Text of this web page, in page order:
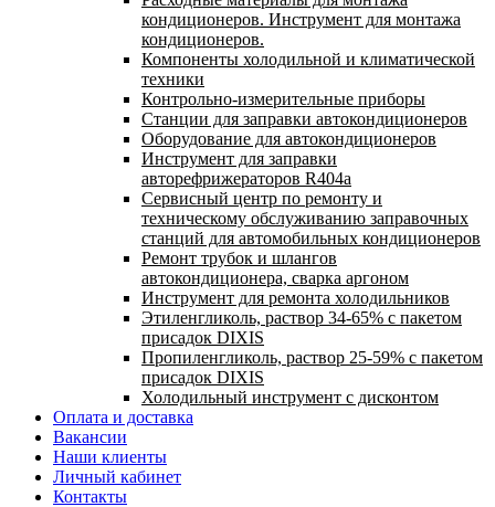
кондиционеров. Инструмент для монтажа
кондиционеров.
Компоненты холодильной и климатической
техники
Контрольно-измерительные приборы
Станции для заправки автокондиционеров
Оборудование для автокондиционеров
Инструмент для заправки
авторефрижераторов R404a
Сервисный центр по ремонту и
техническому обслуживанию заправочных
станций для автомобильных кондиционеров
Ремонт трубок и шлангов
автокондиционера, сварка аргоном
Инструмент для ремонта холодильников
Этиленгликоль, раствор 34-65% с пакетом
присадок DIXIS
Пропиленгликоль, раствор 25-59% с пакетом
присадок DIXIS
Холодильный инструмент с дисконтом
Оплата и доставка
Вакансии
Наши клиенты
Личный кабинет
Контакты